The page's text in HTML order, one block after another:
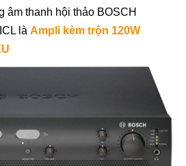
âm thanh hội thảo BOSCH
là Ampli kèm trộn 120W